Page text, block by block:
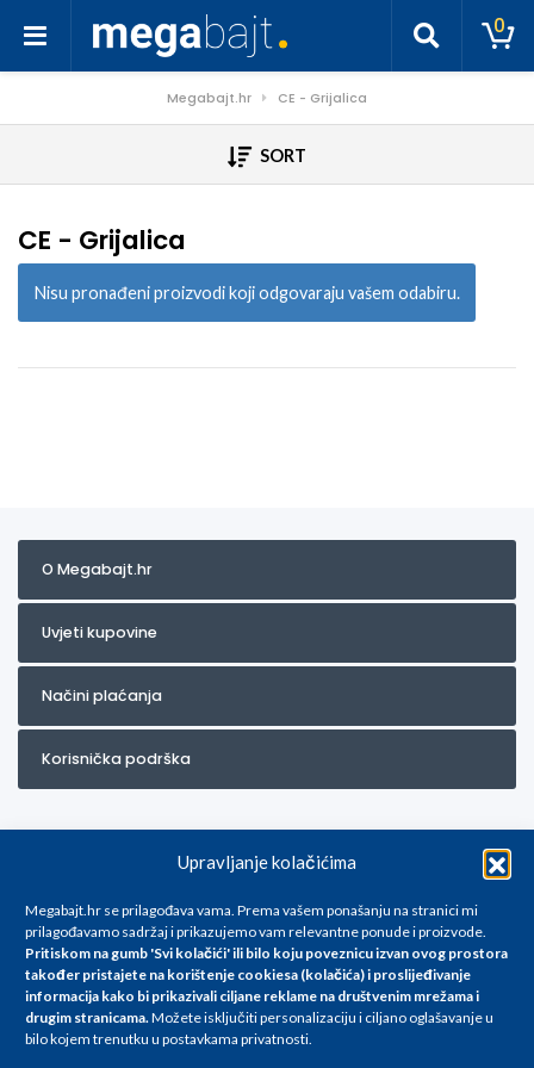
Upravljanje kolačićima
Megabajt.hr se prilagođava vama. Prema vašem ponašanju na stranici mi
prilagođavamo sadržaj i prikazujemo vam relevantne ponude i proizvode.
Pritiskom na gumb 'Svi kolačići' ili bilo koju poveznicu izvan ovog prostora
također pristajete na korištenje cookiesa (kolačića) i proslijeđivanje
informacija kako bi prikazivali ciljane reklame na društvenim mrežama i
drugim stranicama.Možete isključiti personalizaciju i ciljano oglašavanje u
bilo kojem trenutku u postavkama privatnosti.
0
Megabajt.hr CE - Grijalica
SORT
CE - Grijalica
Nisu pronađeni proizvodi koji odgovaraju vašem odabiru.
O Megabajt.hr
Uvjeti kupovine
Načini plaćanja
Korisnička podrška
Za artikle kojih trenutno nema u ponudi obratite nam se na
info@megabajt.hr. Sve cijene su informativnog karaktera i podložne su
promjenama, a
iskazane su za avansno plaćanje(gotovina) u Eurima i uključuju PDV. Sve